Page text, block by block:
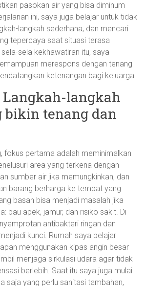
pasokan air yang bisa diminum
ini, saya juga belajar untuk tidak
langkah sederhana, dan mencari
tepercaya saat situasi terasa
sela kekhawatiran itu, saya
merespons dengan tenang
ketenangan bagi keluarga.
langkah
bikin tenang dan
fokus pertama adalah meminimalkan
area yang terkena dengan
sumber air jika memungkinkan, dan
barang berharga ke tempat yang
basah bisa menjadi masalah jika
bau apek, jamur, dan risiko sakit. Di
antibakteri ringan dan
kunci. Rumah saya belajar
menggunakan kipas angin besar
menjaga sirkulasi udara agar tidak
berlebih. Saat itu saya juga mulai
saja yang perlu sanitasi tambahan,